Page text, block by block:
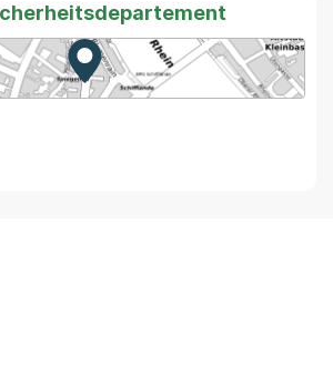
Zur Karte von MapBS.
Externer Link, wird in einem